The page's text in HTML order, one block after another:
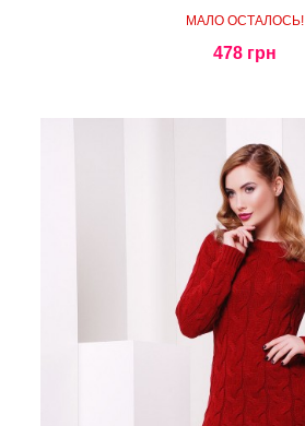
МАЛО ОСТАЛОСЬ!
478 грн